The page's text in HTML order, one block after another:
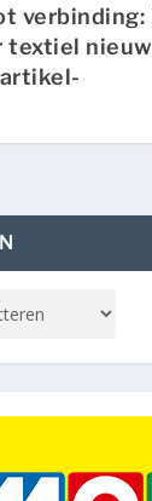
verbinding:
textiel